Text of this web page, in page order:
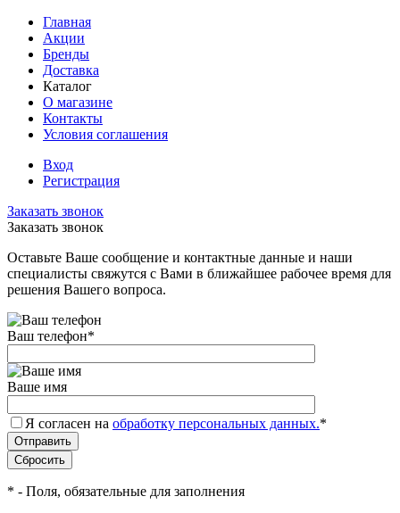
Главная
Акции
Бренды
Доставка
Каталог
О магазине
Контакты
Условия соглашения
Вход
Регистрация
Заказать звонок
Заказать звонок
Оставьте Ваше сообщение и контактные данные и наши
специалисты свяжутся с Вами в ближайшее рабочее время для
решения Вашего вопроса.
Ваш телефон*
Ваше имя
Я согласен на обработку персональных данных.*
* - Поля, обязательные для заполнения